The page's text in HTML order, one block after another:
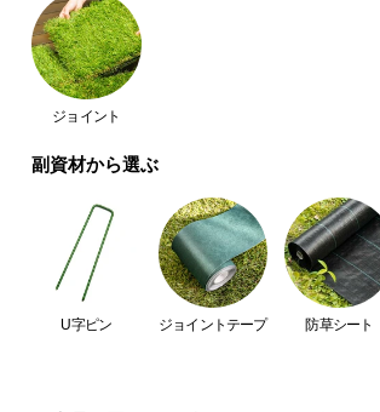
て
小
型
商
品
の
つ
ジョイント
副資材から選ぶ
U字ピン ジョイントテープ 防草シート